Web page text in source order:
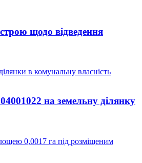
щодо відведення
в комунальну власність
на земельну ділянку
0,0017 га під розміщеним